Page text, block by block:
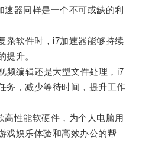
器同样是一个不可或缺的利
软件时，i7加速器能够持续
提升。
编辑还是大型文件处理，i7
务，减少等待时间，提升工作
性能软硬件，为个人电脑用
戏娱乐体验和高效办公的帮